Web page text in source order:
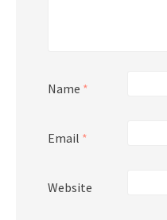
Name *
Email *
Website